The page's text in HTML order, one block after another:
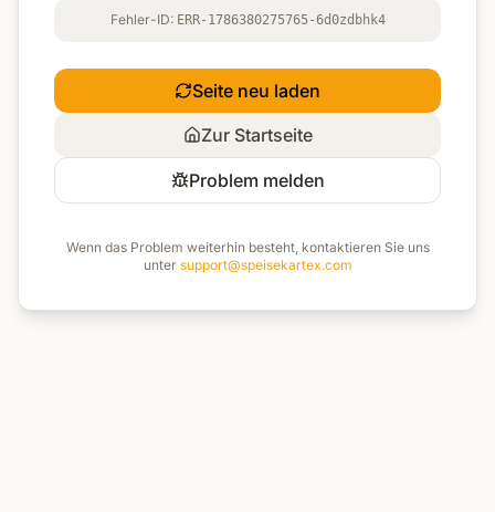
Fehler-ID: ERR-1786380275765-6d0zdbhk4
Seite neu laden
Zur Startseite
Problem melden
Wenn das Problem weiterhin besteht, kontaktieren Sie uns
unter support@speisekartex.com